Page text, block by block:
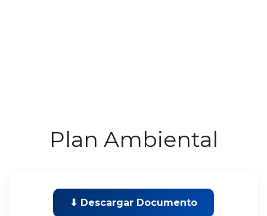
Plan Ambiental
⬇ Descargar Documento